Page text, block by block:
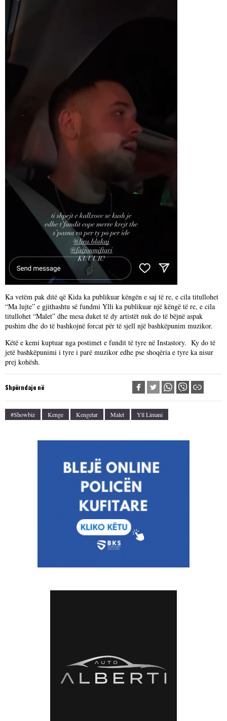
Ka vetëm pak ditë që Kida ka publikuar këngën e saj të re, e cila titullohet
“Ma lujte” e gjithashtu së fundmi Ylli ka publikuar një këngë të re, e cila
titullohet “Malet” dhe mesa duket të dy artistët nuk do të bëjnë aspak
pushim dhe do të bashkojnë forcat për të sjell një bashkëpunim muzikor.
Këtë e kemi kuptuar nga postimet e fundit të tyre në Instastory. Ky do të
jetë bashkëpunimi i tyre i parë muzikor edhe pse shoqëria e tyre ka nisur
prej kohësh.
Shpërndaje në
#Showbiz Kenge Kengetar Malet Yll Limani